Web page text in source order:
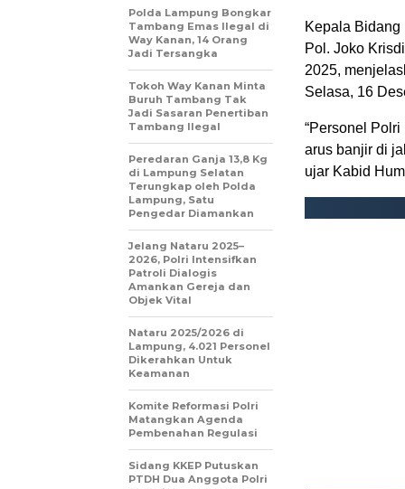
Kepala Bidang
Pol. Joko
2025,
Selasa, 16
“Personel
arus banjir di
ujar Kabid
Polda Lampung Bongkar
Tambang Emas Ilegal di
Way Kanan, 14 Orang
Jadi Tersangka
Tokoh Way Kanan Minta
Buruh Tambang Tak
Jadi Sasaran Penertiban
Tambang Ilegal
Peredaran Ganja 13,8 Kg
di Lampung Selatan
Terungkap oleh Polda
Lampung, Satu
Pengedar Diamankan
Jelang Nataru 2025–
2026, Polri Intensifkan
Patroli Dialogis
Amankan Gereja dan
Objek Vital
Nataru 2025/2026 di
Lampung, 4.021 Personel
Dikerahkan Untuk
Keamanan
Komite Reformasi Polri
Matangkan Agenda
Pembenahan Regulasi
Sidang KKEP Putuskan
PTDH Dua Anggota Polri